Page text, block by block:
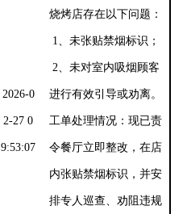
2026-0
2-27 0
9:53:07
烧烤店存在以下问题：
1、未张贴禁烟标识；
2、未对室内吸烟顾客
进行有效引导或劝离。
工单处理情况：现已责
令餐厅立即整改，在店
内张贴禁烟标识，并安
排专人巡查、劝阻违规